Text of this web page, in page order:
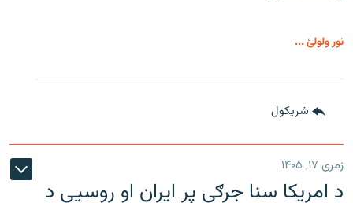
نور ولولئ ...
شريکول
زمری ۱۷, ۱۴۰۵
د امریکا سنا جرګې پر ایران او روسیې د